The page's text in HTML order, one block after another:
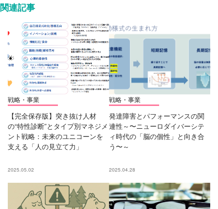
関連記事
戦略・事業
【完全保存版】突き抜け人材
の“特性診断”とタイプ別マネジメ
ント戦略：未来のユニコーンを
支える「人の見立て力」
2025.05.02
戦略・事業
発達障害とパフォーマンスの関
連性～〜ニューロダイバーシテ
ィ時代の「脳の個性」と向き合
う〜～
2025.04.28